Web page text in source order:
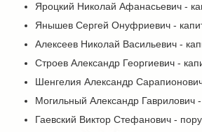
Яроцкий Николай Афанасьевич -
Янышев Сергей Онуфриевич -
Алексеев Николай Васильевич -
Строев Александр Георгиевич -
Шенгелия Александр
Могильный Александр Гаврилович -
Гаевский Виктор Стефанович -